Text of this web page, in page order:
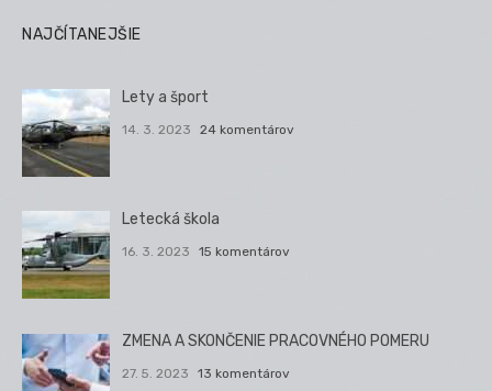
NAJČÍTANEJŠIE
Lety a šport
14. 3. 2023 24 komentárov
Letecká škola
16. 3. 2023 15 komentárov
ZMENA A SKONČENIE PRACOVNÉHO POMERU
27. 5. 2023 13 komentárov